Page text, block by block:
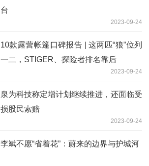
台
2023-09-24
10款露营帐篷口碑报告 | 这两匹“狼”位列
一二，STIGER、探险者排名靠后
2023-09-24
泉为科技称定增计划继续推进，还面临受
损股民索赔
2023-09-24
李斌不愿“省着花”：蔚来的边界与护城河